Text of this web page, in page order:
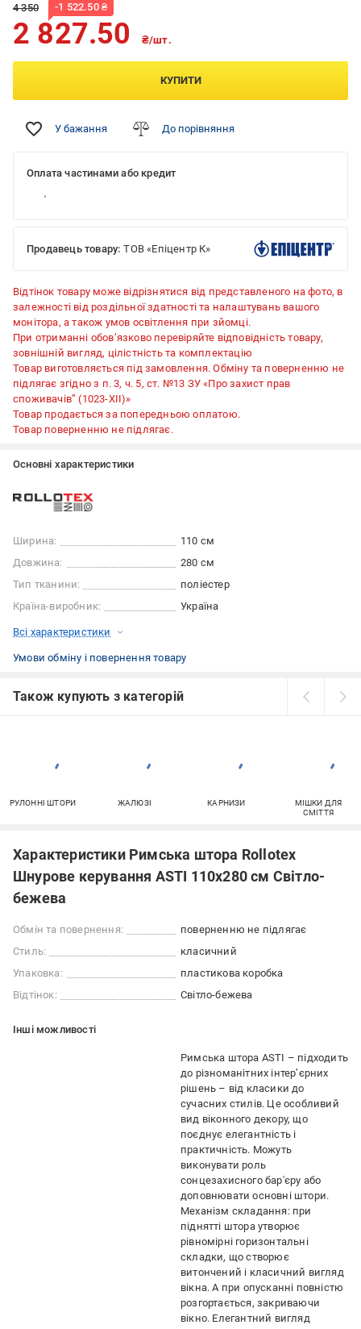
4 350 -1 522.50₴
2 827.50 ₴/шт.
КУПИТИ
У бажання До порівняння
Оплата частинами або кредит
Продавець товару: ТОВ «Епіцентр К»
Відтінок товару може відрізнятися від представленого на фото, в
залежності від роздільної здатності та налаштувань вашого
монітора, а також умов освітлення при зйомці.
При отриманні обов’язково перевіряйте відповідність товару,
зовнішній вигляд, цілістність та комплектацію
Товар виготовляється під замовлення. Обміну та поверненню не
підлягає згідно з п. 3, ч. 5, ст. №13 ЗУ «Про захист прав
споживачів” (1023-XII)»
Товар продається за попередньою оплатою.
Товар поверненню не підлягає.
Основні характеристики
Ширина:
110 см
Довжина:
280 см
Тип тканини:
поліестер
Країна-виробник:
Україна
Всі характеристики
Умови обміну і повернення товару
Також купують з категорій
РУЛОННІ ШТОРИ ЖАЛЮЗІ КАРНИЗИ
МІШКИ ДЛЯ
СМІТТЯ
Характеристики Римська штора Rollotex
Шнурове керування ASTI 110x280 см Світло-
бежева
Обмін та повернення:
поверненню не підлягає
Стиль:
класичний
Упаковка:
пластикова коробка
Відтінок:
Світло-бежева
Iншi можливостi
Римська штора ASTI – підходить
до різноманітних інтер’єрних
рішень – від класики до
сучасних стилів. Це особливий
вид віконного декору, що
поєднує елегантність і
практичність. Можуть
виконувати роль
сонцезахисного бар'єру або
доповнювати основні штори.
Механізм складання: при
піднятті штора утворює
рівномірні горизонтальні
складки, що створює
витончений і класичний вигляд
вікна. А при опусканні повністю
розгортається, закриваючи
вікно. Елегантний вигляд